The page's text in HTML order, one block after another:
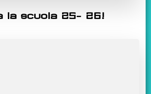
la scuola 25- 26!